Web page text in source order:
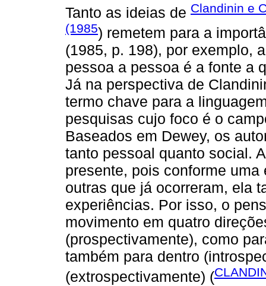
Tanto as ideias de Clandinin e
(1985) remetem para a
(1985, p. 198), por exemplo,
pessoa a pessoa é a fonte a
Já na perspectiva de
termo chave para a
pesquisas cujo foco é o
Baseados em Dewey, os
tanto pessoal quanto social.
presente, pois conforme
outras que já ocorreram, ela
experiências. Por isso, o
movimento em quatro
(prospectivamente), como
também para dentro
(extrospectivamente) (